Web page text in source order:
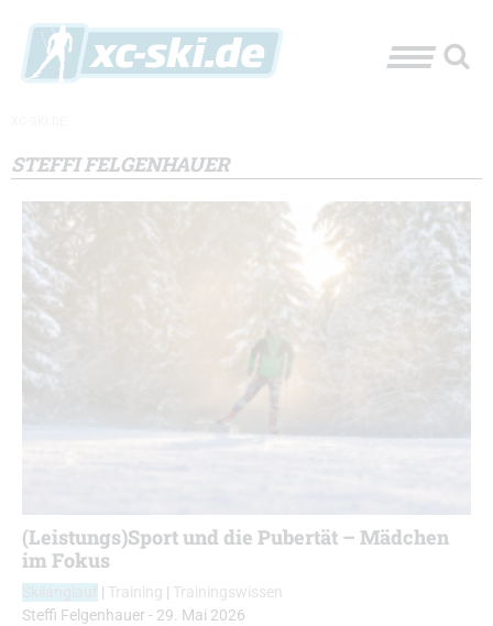
STEFFI FELGENHAUER
(Leistungs)Sport und die Pubertät – Mädchen
im Fokus
| Training | Trainingswissen
Steffi Felgenhauer - 29. Mai 2026